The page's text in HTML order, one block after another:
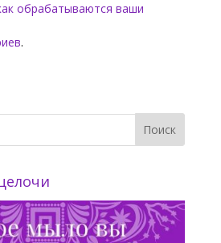
обрабатываются ваши
.